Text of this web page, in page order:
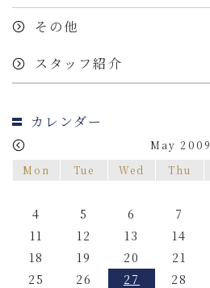
その他
スタッフ紹介
カレンダー
May 2009
Mon
Tue Wed Thu
4
5 6 7
11
12 13 14
18
19 20 21
25
26 27 28